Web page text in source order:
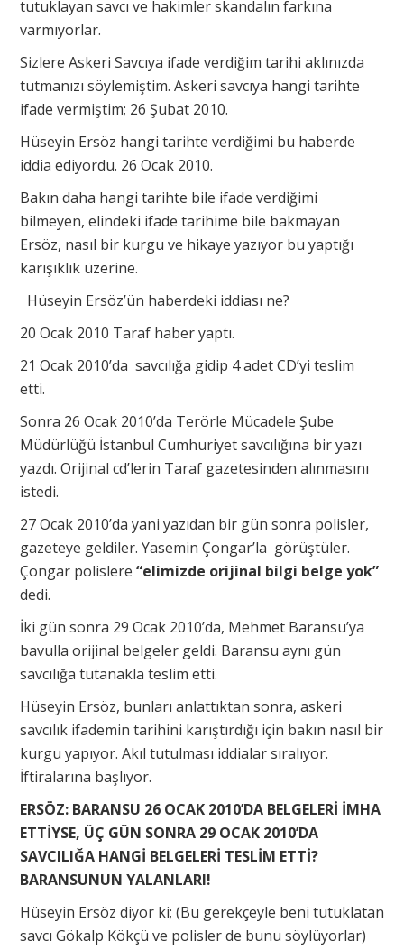
tutuklayan savcı ve hakimler skandalın farkına
varmıyorlar.
Sizlere Askeri Savcıya ifade verdiğim tarihi aklınızda
tutmanızı söylemiştim. Askeri savcıya hangi tarihte
ifade vermiştim; 26 Şubat 2010.
Hüseyin Ersöz hangi tarihte verdiğimi bu haberde
iddia ediyordu. 26 Ocak 2010.
Bakın daha hangi tarihte bile ifade verdiğimi
bilmeyen, elindeki ifade tarihime bile bakmayan
Ersöz, nasıl bir kurgu ve hikaye yazıyor bu yaptığı
karışıklık üzerine.
Hüseyin Ersöz’ün haberdeki iddiası ne?
20 Ocak 2010 Taraf haber yaptı.
21 Ocak 2010’da savcılığa gidip 4 adet CD’yi teslim
etti.
Sonra 26 Ocak 2010’da Terörle Mücadele Şube
Müdürlüğü İstanbul Cumhuriyet savcılığına bir yazı
yazdı. Orijinal cd’lerin Taraf gazetesinden alınmasını
istedi.
27 Ocak 2010’da yani yazıdan bir gün sonra polisler,
gazeteye geldiler. Yasemin Çongar’la görüştüler.
Çongar polislere “elimizde orijinal bilgi belge yok”
dedi.
İki gün sonra 29 Ocak 2010’da, Mehmet Baransu’ya
bavulla orijinal belgeler geldi. Baransu aynı gün
savcılığa tutanakla teslim etti.
Hüseyin Ersöz, bunları anlattıktan sonra, askeri
savcılık ifademin tarihini karıştırdığı için bakın nasıl bir
kurgu yapıyor. Akıl tutulması iddialar sıralıyor.
İftiralarına başlıyor.
ERSÖZ: BARANSU 26 OCAK 2010’DA BELGELERİ İMHA
ETTİYSE, ÜÇ GÜN SONRA 29 OCAK 2010’DA
SAVCILIĞA HANGİ BELGELERİ TESLİM ETTİ?
BARANSUNUN YALANLARI!
Hüseyin Ersöz diyor ki; (Bu gerekçeyle beni tutuklatan
savcı Gökalp Kökçü ve polisler de bunu söylüyorlar)